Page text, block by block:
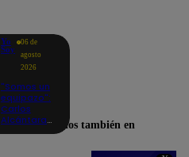
Yo
Soy
06 de
agosto
2026
"Somos un
equipazo":
Carlos
Alcántara
Encuéntranos también en